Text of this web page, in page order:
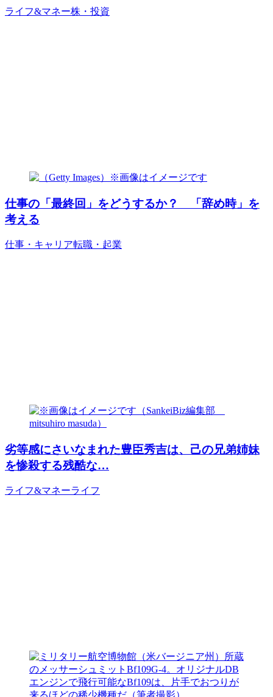
ライフ&マネー株・投資
仕事の「最終回」をどうするか？ 「辞め時」を
考える
仕事・キャリア転職・起業
劣等感にさいなまれた豊臣秀吉は、己の兄弟姉妹
を惨殺する残酷な…
ライフ&マネーライフ